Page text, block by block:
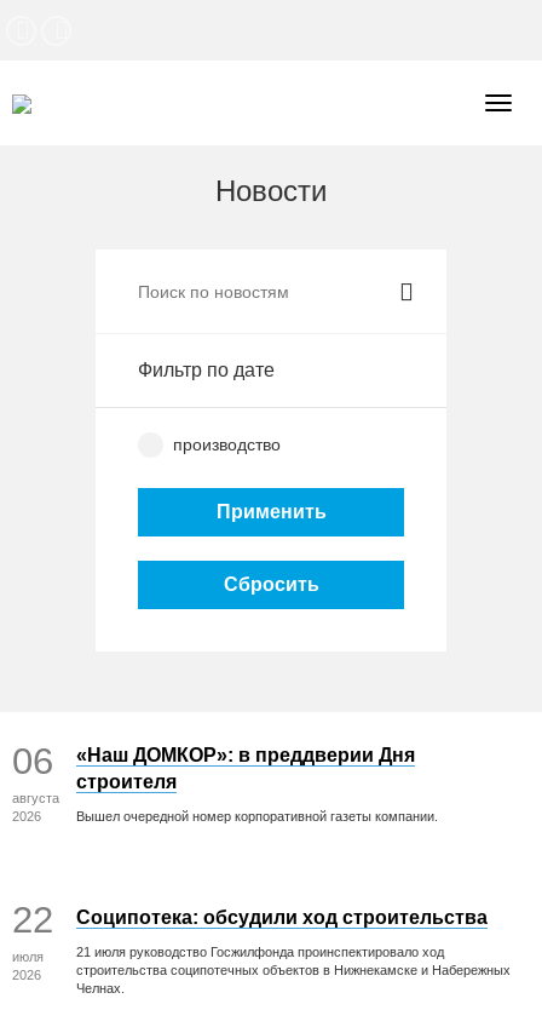
Новости
Фильтр по дате
производство
Применить
Сбросить
06
августа
2026
«Наш ДОМКОР»: в преддверии Дня
строителя
Вышел очередной номер корпоративной газеты компании.
22
июля
2026
Соципотека: обсудили ход строительства
21 июля руководство Госжилфонда проинспектировало ход
строительства соципотечных объектов в Нижнекамске и Набережных
Челнах.